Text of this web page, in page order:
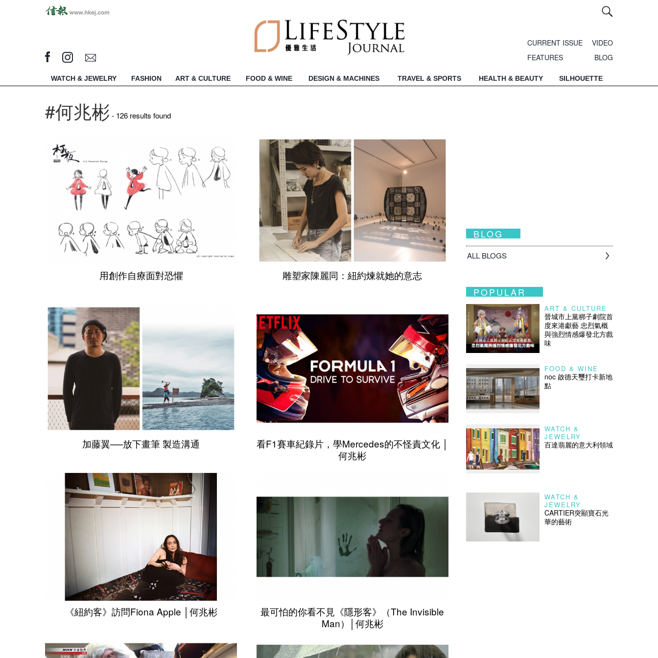
CURRENT ISSUE
VIDEO
FEATURES
BLOG
WATCH & JEWELRY FASHION ART & CULTURE FOOD & WINE DESIGN & MACHINES TRAVEL & SPORTS HEALTH & BEAUTY SILHOUETTE
#何兆彬 - 126 results found
用創作自療面對恐懼 雕塑家陳麗同：紐約煉就她的意志
加藤翼──放下畫筆 製造溝通
看F1賽車紀錄片，學Mercedes的不怪責文化 │
何兆彬
《紐約客》訪問Fiona Apple │何兆彬
最可怕的你看不見《隱形客》（The Invisible
Man）│何兆彬
BLOG
ALL BLOGS
POPULAR
ART & CULTURE
晉城市上黨梆子劇院首
度來港獻藝 忠烈氣概
與強烈情感爆發北方戲
味
FOOD & WINE
noc 啟德天璽打卡新地
點
WATCH &
JEWELRY
百達翡麗的意大利領域
WATCH &
JEWELRY
CARTIER突顯寶石光
華的藝術